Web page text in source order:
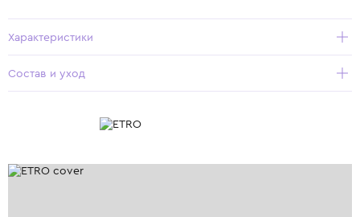
Характеристики
Состав и уход